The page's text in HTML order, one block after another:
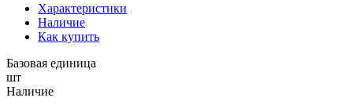
Характеристики
Наличие
Как купить
Базовая единица
шт
Наличие